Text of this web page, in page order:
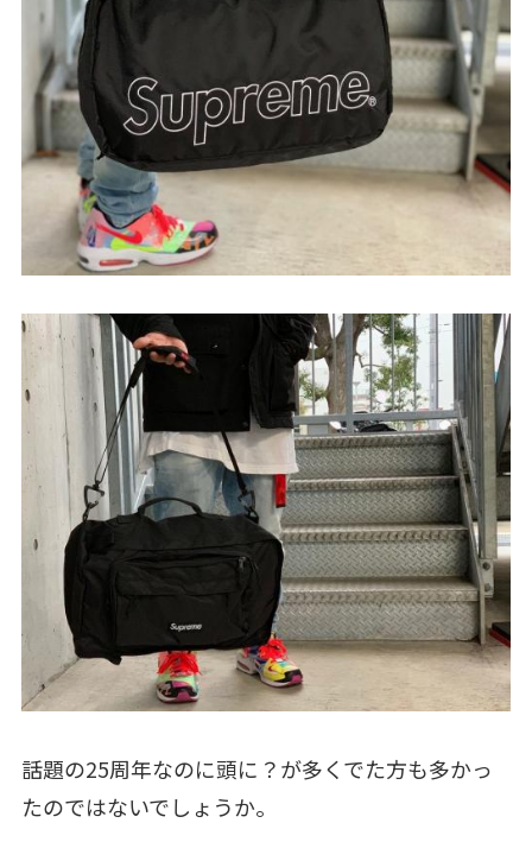
話題の25周年なのに頭に？が多くでた方も多かっ
たのではないでしょうか。